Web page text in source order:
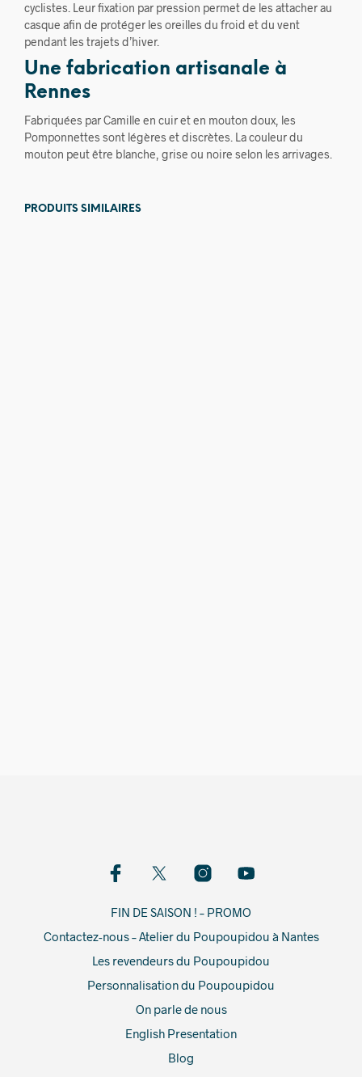
cyclistes. Leur fixation par pression permet de les attacher au
casque afin de protéger les oreilles du froid et du vent
pendant les trajets d’hiver.
Une fabrication artisanale à
Rennes
Fabriquées par Camille en cuir et en mouton doux, les
Pomponnettes sont légères et discrètes. La couleur du
mouton peut être blanche, grise ou noire selon les arrivages.
PRODUITS SIMILAIRES
FIN DE SAISON ! – PROMO
Contactez-nous – Atelier du Poupoupidou à Nantes
Les revendeurs du Poupoupidou
Personnalisation du Poupoupidou
On parle de nous
English Presentation
Blog